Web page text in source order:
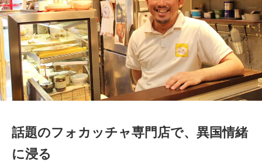
話題のフォカッチャ専門店で、異国情緒
に浸る